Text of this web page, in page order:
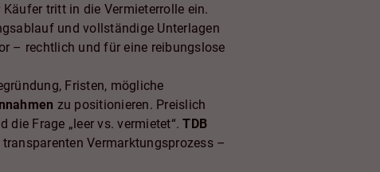
tritt in die Vermieterrolle ein.
und vollständige Unterlagen
– rechtlich und für eine reibungslose
Fristen, mögliche
zu positionieren. Preislich
die Frage „leer vs. vermietet“.TDB
Vermarktungsprozess –